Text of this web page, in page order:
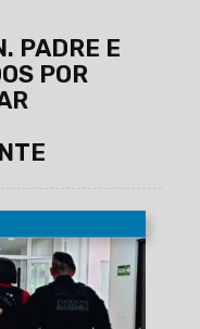
PADRE E
POR
de forma
material del
ciudad de Orán
de 2023.